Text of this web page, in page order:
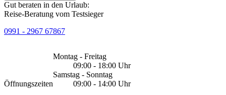
Gut beraten in den Urlaub:
Reise-Beratung vom Testsieger
0991 - 2967 67867
Öffnungszeiten
Montag - Freitag
09:00 - 18:00 Uhr
Samstag - Sonntag
09:00 - 14:00 Uhr